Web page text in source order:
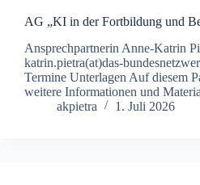
AG „KI in der Fortbildung und
Ansprechpartnerin Anne-Katrin
katrin.pietra(at)das-
Termine Unterlagen Auf diesem
weitere Informationen und
akpietra
1. Juli 2026